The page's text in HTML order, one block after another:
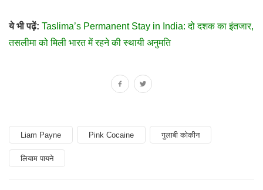
ये भी पढ़ें: Taslima’s Permanent Stay in India: दो दशक का इंतजार,
तसलीमा को मिली भारत में रहने की स्थायी अनुमति
Liam Payne Pink Cocaine गुलाबी कोकीन
लियाम पायने